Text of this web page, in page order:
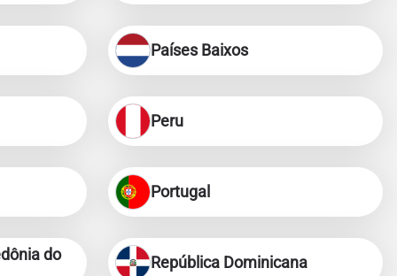
Países Baixos
Peru
Portugal
do
República Dominicana
Fechar pop-up